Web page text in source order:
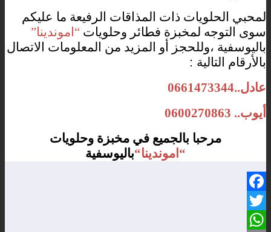
لمحبي الحلويات ذات المذاقات الرفيعة ما عليكم
سوى التوجه لمخبزة فطائر وحلويات “اموندينا”
باليوسفية ،وللحجز أو المزيد من المعلومات الاتصال
بالأرقام التالية :
عادل..0661473344
أيوب.. 0600270863
مرحبا بالجميع في مخبزة وحلويات
“اموندينا“باليوسفية
Facebook
Twitter